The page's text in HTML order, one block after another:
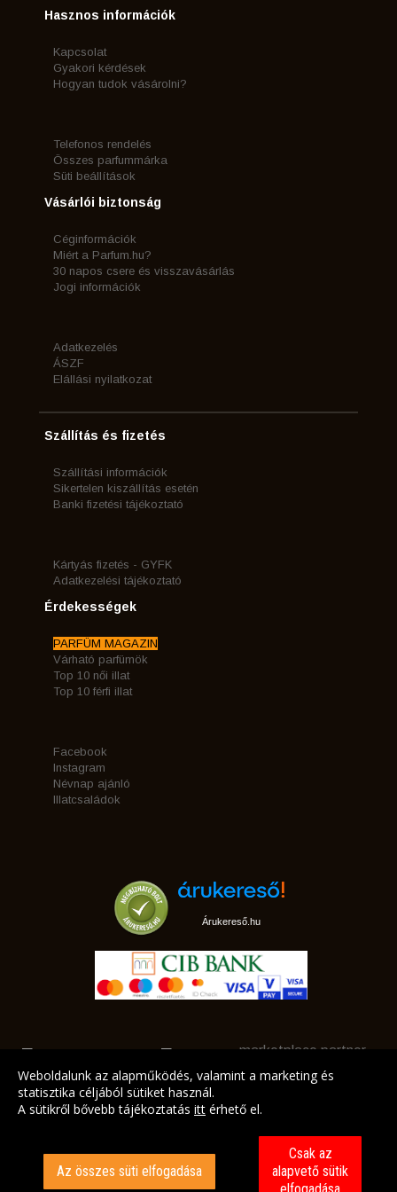
Hasznos információk
Kapcsolat
Gyakori kérdések
Hogyan tudok vásárolni?
Telefonos rendelés
Összes parfummárka
Süti beállítások
Vásárlói biztonság
Céginformációk
Miért a Parfum.hu?
30 napos csere és visszavásárlás
Jogi információk
Adatkezelés
ÁSZF
Elállási nyilatkozat
Szállítás és fizetés
Szállítási információk
Sikertelen kiszállítás esetén
Banki fizetési tájékoztató
Kártyás fizetés - GYFK
Adatkezelési tájékoztató
Érdekességek
PARFÜM MAGAZIN
Várható parfümök
Top 10 női illat
Top 10 férfi illat
Facebook
Instagram
Névnap ajánló
Illatcsaládok
Árukereső.hu
marketplace partner
Weboldalunk az alapműködés, valamint a marketing és
statisztika céljából sütiket használ.
A sütikről bővebb tájékoztatás itt érhető el.
Az összes süti elfogadása
Csak az
alapvető sütik